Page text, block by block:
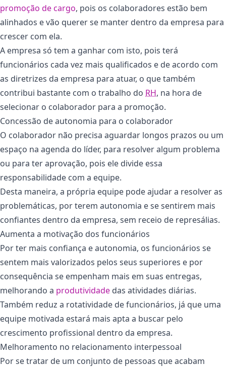
promoção de cargo, pois os colaboradores estão bem
alinhados e vão querer se manter dentro da empresa para
crescer com ela.
A empresa só tem a ganhar com isto, pois terá
funcionários cada vez mais qualificados e de acordo com
as diretrizes da empresa para atuar, o que também
contribui bastante com o trabalho do RH, na hora de
selecionar o colaborador para a promoção.
Concessão de autonomia para o colaborador
O colaborador não precisa aguardar longos prazos ou um
espaço na agenda do líder, para resolver algum problema
ou para ter aprovação, pois ele divide essa
responsabilidade com a equipe.
Desta maneira, a própria equipe pode ajudar a resolver as
problemáticas, por terem autonomia e se sentirem mais
confiantes dentro da empresa, sem receio de represálias.
Aumenta a motivação dos funcionários
Por ter mais confiança e autonomia, os funcionários se
sentem mais valorizados pelos seus superiores e por
consequência se empenham mais em suas entregas,
melhorando a produtividade das atividades diárias.
Também reduz a rotatividade de funcionários, já que uma
equipe motivada estará mais apta a buscar pelo
crescimento profissional dentro da empresa.
Melhoramento no relacionamento interpessoal
Por se tratar de um conjunto de pessoas que acabam